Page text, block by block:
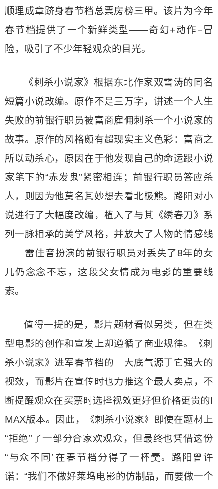
顺理成章跻身春节档总票房榜三甲。该片为今年
春节档提供了一个新鲜类型——奇幻+动作+冒
险，吸引了不少年轻观众的目光。
《刺杀小说家》根据东北作家双雪涛的同名
短篇小说改编。原作不足三万字，讲述一个人生
失败的前银行职员被富商雇佣刺杀一个小说家的
故事。原作的风格颇有超现实主义色彩：富商之
所以动杀心，原因在于他发现自己的命运跟小说
家笔下的“赤发鬼”紧密相连；前银行职员答应杀
人，则因为他莫名其妙想去看北极熊。路阳对小
说进行了大幅度改编，植入了与其《绣春刀》系
列一脉相承的美学风格，并放大了人物的情感线
——雷佳音扮演的前银行职员对丢失了8年的女
儿仍念念不忘，这段父女情成为电影的重要线
索。
值得一提的是，影片题材看似另类，但在类
型电影的创作和宣发上却遵循了商业规律。《刺
杀小说家》进军春节档的一大底气源于它强大的
视效，而影片在宣传时也力推这个最大卖点，不
断提醒观众在买票时选择视效更好但价格更贵的I
MAX版本。因此，《刺杀小说家》即使在题材上
“拒绝”了一部分合家欢观众，但最终也凭借这份
“与众不同”在春节档分得了一杯羹。路阳曾许
诺：“我们不做好莱坞电影的仿制品，而要做一个